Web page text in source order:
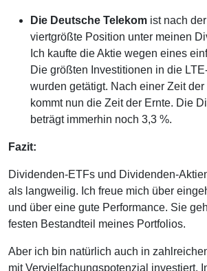
Die Deutsche Telekom ist nach
viertgrößte Position unter meinen
Ich kaufte die Aktie wegen eines
Die größten Investitionen in die
wurden getätigt. Nach einer Zeit
kommt nun die Zeit der Ernte. Die
beträgt immerhin noch 3,3 %.
Fazit:
Dividenden-ETFs und Dividenden-
als langweilig. Ich freue mich über
und über eine gute Performance. Sie
festen Bestandteil meines Portfolios.
Aber ich bin natürlich auch in
mit Vervielfachungspotenzial investiert.